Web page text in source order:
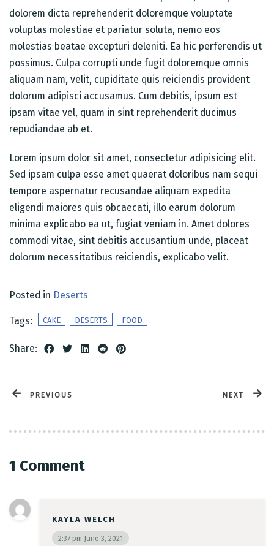
dolorem dicta reprehenderit doloremque voluptate
voluptas molestiae et pariatur soluta, nemo eos
molestias beatae excepturi deleniti. Ea hic perferendis ut
possimus. Culpa corrupti unde fugit doloremque omnis
aliquam nam, velit, cupiditate quis reiciendis provident
dolorum adipisci accusamus. Cum debitis, ipsum est
ipsam vitae vel, quam in sint reprehenderit ducimus
repudiandae ab et.
Lorem ipsum dolor sit amet, consectetur adipisicing elit.
Sed ipsam culpa esse amet quaerat doloribus nam sequi
tempore aspernatur recusandae aliquam expedita
eligendi maiores quis obcaecati, illo earum dolorum
minima explicabo ea ut, fugiat veniam in. Amet dolores
commodi vitae, sint debitis accusantium unde, placeat
dolorum necessitatibus reiciendis, explicabo velit.
Posted in Deserts
Tags: CAKE DESERTS FOOD
Share:
PREVIOUS NEXT
1 Comment
KAYLA WELCH
2:37 pm June 3, 2021
Table Reservation